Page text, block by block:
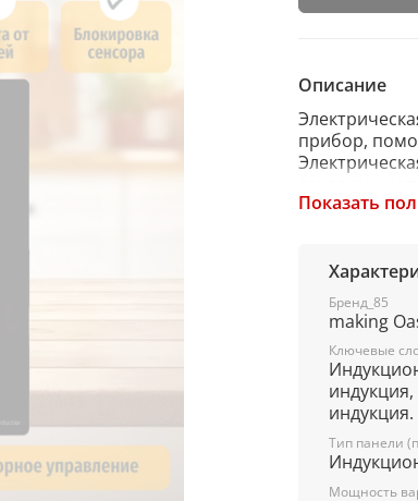
Описание
прибор,
сенсорным
комфортно и
службы.
Модель P-
Параметры
Материал
Цвет
Тип
Мощность,
Мощность
Количество
Показать
Бренд_85
making
Ключевые
индукция.
Тип панели
Мощность